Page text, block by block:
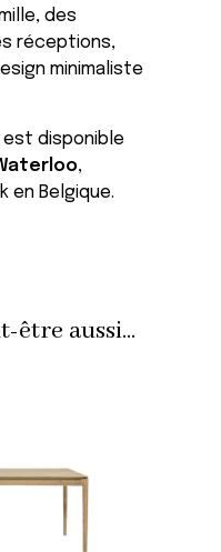
des
réceptions,
minimaliste
est disponible
,
en Belgique.
être aussi...